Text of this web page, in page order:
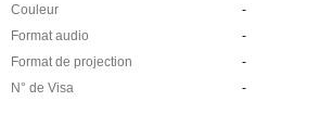
Couleur
-
Format audio
-
Format de projection
-
N° de Visa
-